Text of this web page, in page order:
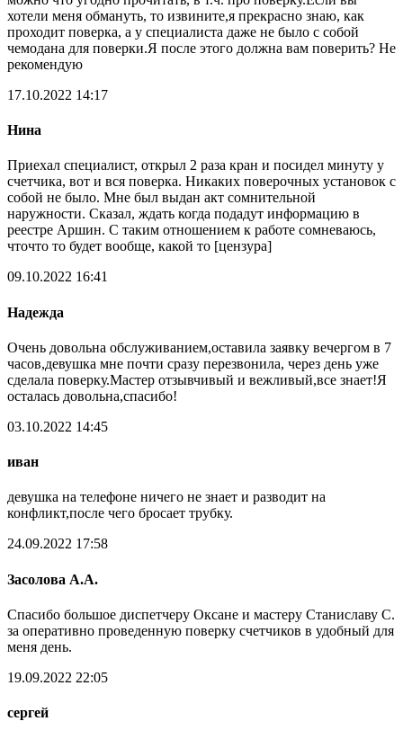
хотели меня обмануть, то извините,я прекрасно знаю, как
проходит поверка, а у специалиста даже не было с собой
чемодана для поверки.Я после этого должна вам поверить? Не
рекомендую
17.10.2022 14:17
Нина
Приехал специалист, открыл 2 раза кран и посидел минуту у
счетчика, вот и вся поверка. Никаких поверочных установок с
собой не было. Мне был выдан акт сомнительной
наружности. Сказал, ждать когда подадут информацию в
реестре Аршин. С таким отношением к работе сомневаюсь,
чточто то будет вообще, какой то [цензура]
09.10.2022 16:41
Надежда
Очень довольна обслуживанием,оставила заявку вечергом в 7
часов,девушка мне почти сразу перезвонила, через день уже
сделала поверку.Мастер отзывчивый и вежливый,все знает!Я
осталась довольна,спасибо!
03.10.2022 14:45
иван
девушка на телефоне ничего не знает и разводит на
конфликт,после чего бросает трубку.
24.09.2022 17:58
Засолова А.А.
Спасибо большое диспетчеру Оксане и мастеру Станиславу С.
за оперативно проведенную поверку счетчиков в удобный для
меня день.
19.09.2022 22:05
сергей